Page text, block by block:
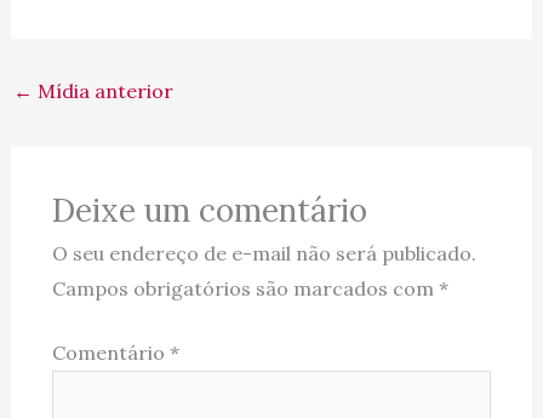
← Mídia anterior
Deixe um comentário
O seu endereço de e-mail não será publicado.
Campos obrigatórios são marcados com *
Comentário *